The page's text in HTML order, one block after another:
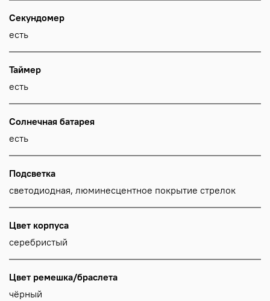
Секундомер
есть
Таймер
есть
Солнечная батарея
есть
Подсветка
светодиодная, люминесцентное покрытие стрелок
Цвет корпуса
серебристый
Цвет ремешка/браслета
чёрный